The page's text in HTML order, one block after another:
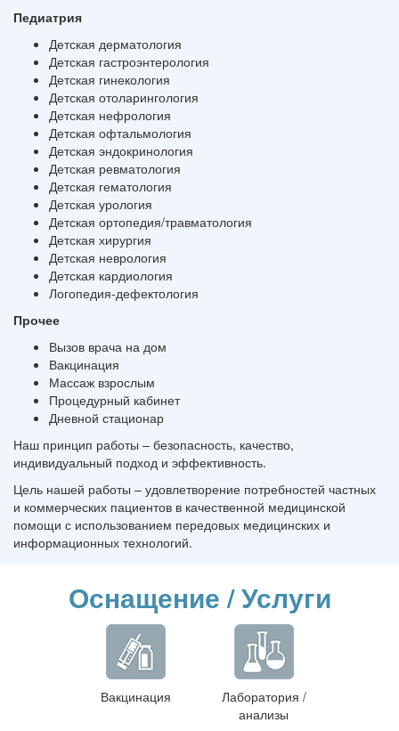
Педиатрия
Детская дерматология
Детская гастроэнтерология
Детская гинекология
Детская отоларингология
Детская нефрология
Детская офтальмология
Детская эндокринология
Детская ревматология
Детская гематология
Детская урология
Детская ортопедия/травматология
Детская хирургия
Детская неврология
Детская кардиология
Логопедия-дефектология
Прочее
Вызов врача на дом
Вакцинация
Массаж взрослым
Процедурный кабинет
Дневной стационар
Наш принцип работы – безопасность, качество,
индивидуальный подход и эффективность.
Цель нашей работы – удовлетворение потребностей частных
и коммерческих пациентов в качественной медицинской
помощи с использованием передовых медицинских и
информационных технологий.
Оснащение / Услуги
Вакцинация
Лаборатория /
анализы